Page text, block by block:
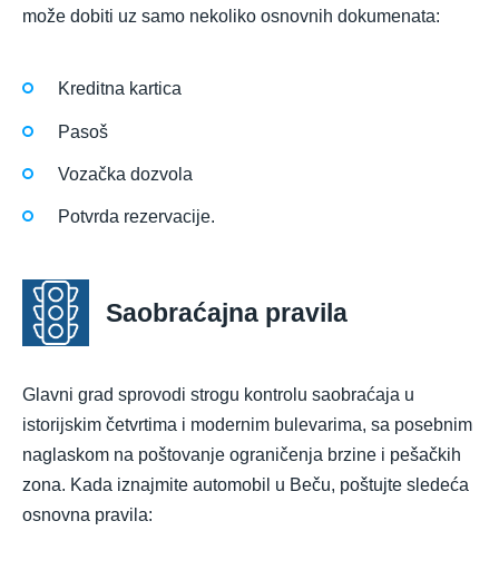
može dobiti uz samo nekoliko osnovnih dokumenata:
Kreditna kartica
Pasoš
Vozačka dozvola
Potvrda rezervacije.
Saobraćajna pravila
Glavni grad sprovodi strogu kontrolu saobraćaja u
istorijskim četvrtima i modernim bulevarima, sa posebnim
naglaskom na poštovanje ograničenja brzine i pešačkih
zona. Kada iznajmite automobil u Beču, poštujte sledeća
osnovna pravila: